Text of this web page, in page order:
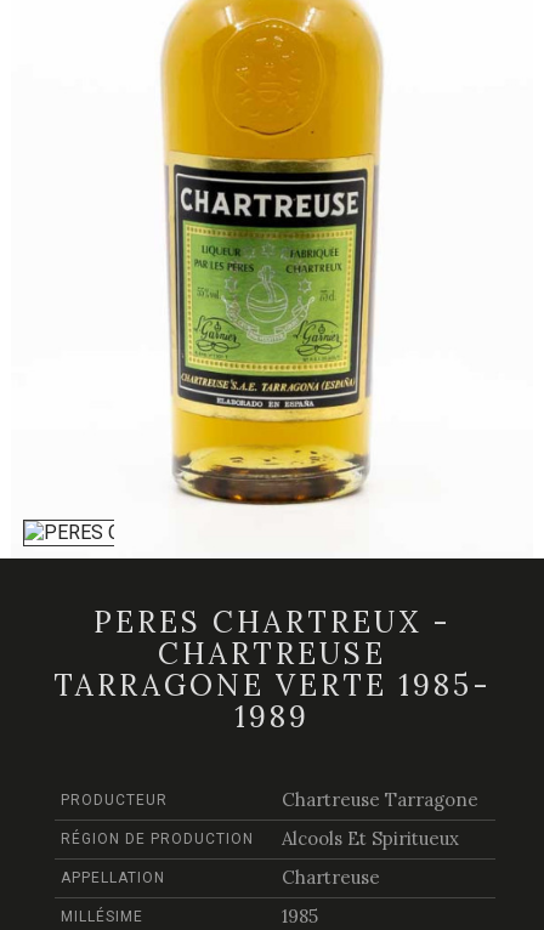
PERES CHARTREUX -
CHARTREUSE
TARRAGONE VERTE 1985-
1989
PRODUCTEUR Chartreuse Tarragone
RÉGION DE PRODUCTION Alcools Et Spiritueux
APPELLATION Chartreuse
MILLÉSIME 1985